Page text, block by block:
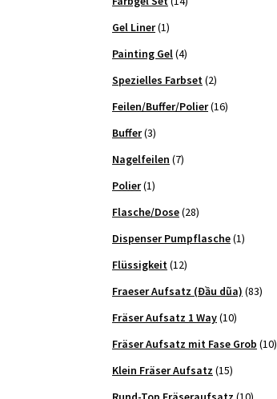
Gel Liner(1)
Painting Gel(4)
Spezielles Farbset(2)
Feilen/Buffer/Polier(16)
Buffer(3)
Nagelfeilen (7)
Polier(1)
Flasche/Dose(28)
Dispenser Pumpflasche(1)
Flüssigkeit(12)
Fraeser Aufsatz (Đầu dũa) (83)
Fräser Aufsatz 1 Way(10)
Fräser Aufsatz mit Fase Grob (10)
Klein Fräser Aufsatz (15)